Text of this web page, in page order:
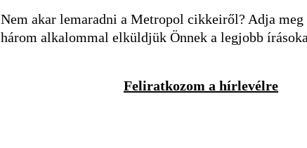
Nem akar lemaradni a Metropol cikkeiről? Adja
három alkalommal elküldjük Önnek a legjobb
Feliratkozom a hírlevélre